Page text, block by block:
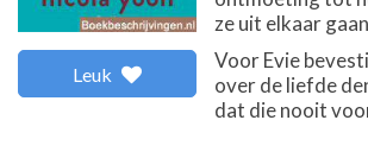
Leuk
ze uit elkaar
Voor Evie
over de liefde
dat die nooit